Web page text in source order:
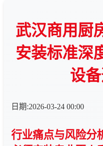
武汉商用厨
安装标准
设
日期:2026-03-24 00:00
行业痛点与风险分